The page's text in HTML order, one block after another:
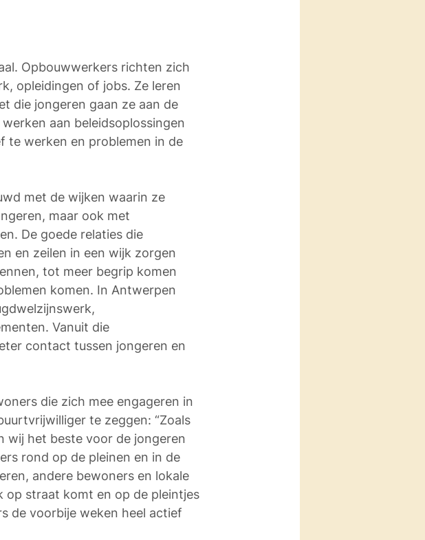
Opbouwwerkers richten zich
opleidingen of jobs. Ze leren
die jongeren gaan ze aan de
aan beleidsoplossingen
te werken en problemen in de
met de wijken waarin ze
maar ook met
De goede relaties die
en zeilen in een wijk zorgen
tot meer begrip komen
komen. In Antwerpen
Vanuit die
contact tussen jongeren en
die zich mee engageren in
te zeggen: “Zoals
wij het beste voor de jongeren
rond op de pleinen en in de
andere bewoners en lokale
op straat komt en op de pleintjes
de voorbije weken heel actief